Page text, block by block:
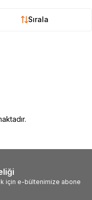
Sırala
için e-bültenimize abone